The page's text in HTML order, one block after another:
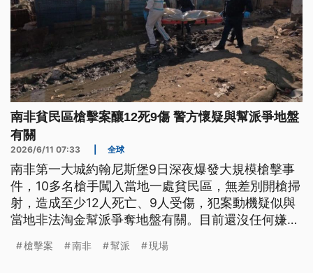
南非貧民區槍擊案釀12死9傷 警方懷疑與幫派爭地盤
有關
2026/6/11 07:33 全球
南非第一大城約翰尼斯堡9日深夜爆發大規模槍擊事
件，10多名槍手闖入當地一處貧民區，無差別開槍掃
射，造成至少12人死亡、9人受傷，犯案動機疑似與
當地非法淘金幫派爭奪地盤有關。目前還沒任何嫌犯
槍擊案 南非 幫派 現場